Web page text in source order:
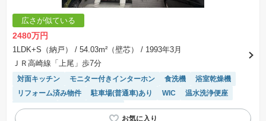
広さが似ている
2480万円
1LDK+S（納戸） / 54.03m²（壁芯）
/ 1993年3月
ＪＲ高崎線「上尾」歩7分
対面キッチン モニター付きインターホン 食洗機
浴室乾燥機
リフォーム済み物件
駐車場(普通車)あり WIC
温水洗浄便座
陽当り良好
システムキッチン